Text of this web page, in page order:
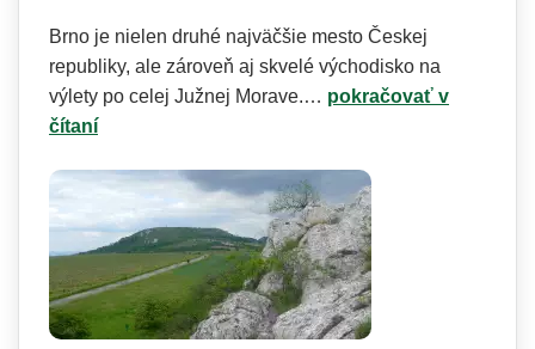
Brno je nielen druhé najväčšie mesto Českej
republiky, ale zároveň aj skvelé východisko na
výlety po celej Južnej Morave.… pokračovať v
čítaní